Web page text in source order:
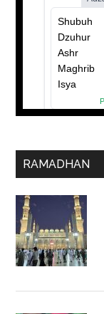
RAMADHAN